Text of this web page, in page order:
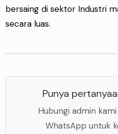
bersaing di sektor Industri
secara luas.
Punya
Hubungi admin
WhatsApp untuk